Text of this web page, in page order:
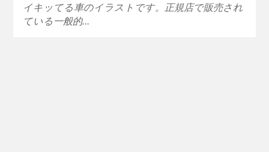
イキッてる車のイラストです。正規店で販売され
ている一般的…